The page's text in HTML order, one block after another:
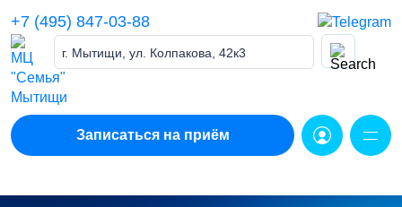
content
+7 (495) 847-03-88
г. Мытищи, ул. Колпакова, 42к3
Записаться на приём